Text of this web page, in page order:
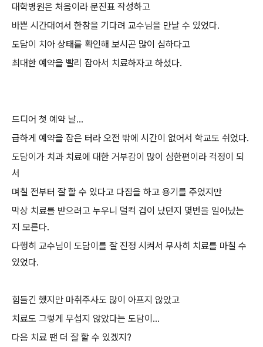
대학병원은 처음이라 문진표 작성하고
바쁜 시간대여서 한참을 기다려 교수님을 만날 수 있었다.
도담이 치아 상태를 확인해 보시곤 많이 심하다고
최대한 예약을 빨리 잡아서 치료하자고 하셨다.
드디어 첫 예약 날...
급하게 예약을 잡은 터라 오전 밖에 시간이 없어서 학교도 쉬었다.
도담이가 치과 치료에 대한 거부감이 많이 심한편이라 걱정이 되
서
며칠 전부터 잘 할 수 있다고 다짐을 하고 용기를 주었지만
막상 치료를 받으려고 누우니 덜컥 겁이 났던지 몇번을 일어났는
지 모른다.
다행히 교수님이 도담이를 잘 진정 시켜서 무사히 치료를 마칠 수
있었다.
힘들긴 했지만 마취주사도 많이 아프지 않았고
치료도 그렇게 무섭지 않았다는 도담이...
다음 치료 땐 더 잘 할 수 있겠지?